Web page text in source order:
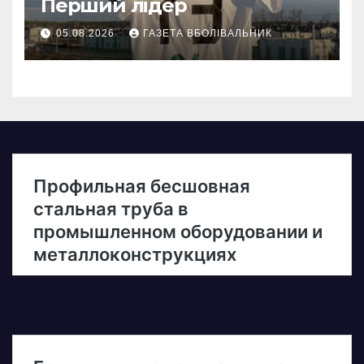
Перший лідер
05.08.2026 ГАЗЕТА ВБОЛІВАЛЬНИК